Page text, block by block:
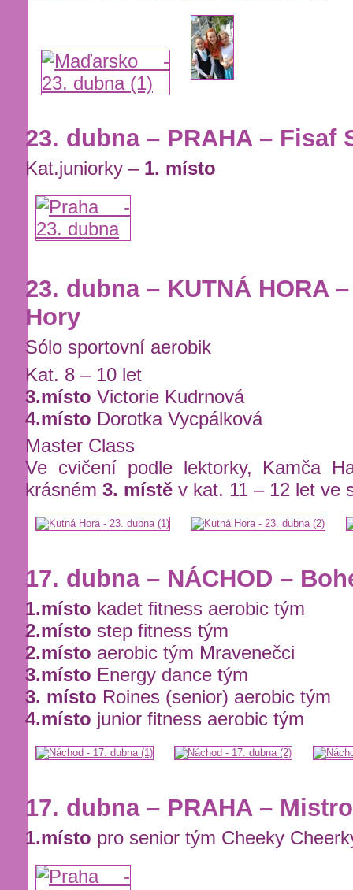
23. dubna – PRAHA – Fisaf
Kat.juniorky – 1. místo
23. dubna – KUTNÁ HORA
Hory
Sólo sportovní aerobik
Kat. 8 – 10 let
3.místo Victorie Kudrnová
4.místo Dorotka Vycpálková
Master Class
Ve cvičení podle lektorky, Kamča
krásném 3. místě v kat. 11 – 12 let ve
17. dubna – NÁCHOD –
1.místo kadet fitness aerobic tým
2.místo step fitness tým
2.místo aerobic tým Mravenečci
3.místo Energy dance tým
3. místo Roines (senior) aerobic tým
4.místo junior fitness aerobic tým
17. dubna – PRAHA –
1.místo pro senior tým Cheeky